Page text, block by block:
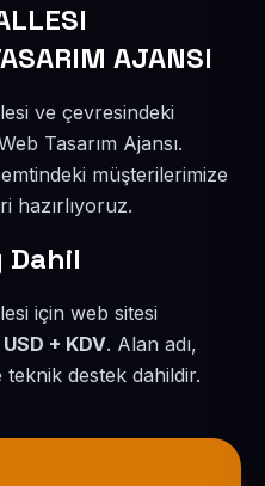
AJANSI
ve çevresindeki
Tasarım Ajansı.
müşterilerimize
hazırlıyoruz.
Dahil
için web sitesi
+ KDV. Alan adı,
destek dahildir.